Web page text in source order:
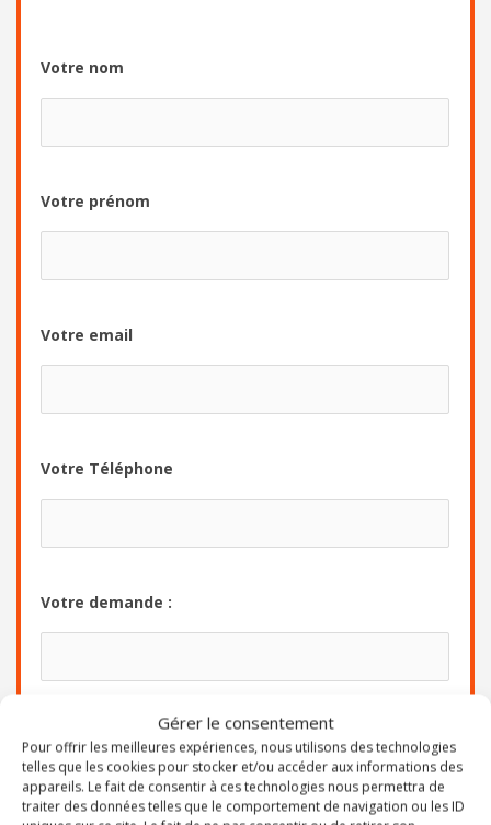
Gérer le consentement
Pour offrir les meilleures expériences, nous utilisons des technologies
telles que les cookies pour stocker et/ou accéder aux informations des
appareils. Le fait de consentir à ces technologies nous permettra de
traiter des données telles que le comportement de navigation ou les ID
Votre nom
Votre prénom
Votre email
Votre Téléphone
Votre demande :
Envoyer